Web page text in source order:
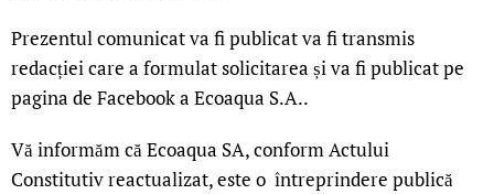
Prezentul comunicat va fi publicat va fi transmis
redacției care a formulat solicitarea și va fi publicat pe
pagina de Facebook a Ecoaqua S.A..
Vă informăm că Ecoaqua SA, conform Actului
Constitutiv reactualizat, este o întreprindere publică